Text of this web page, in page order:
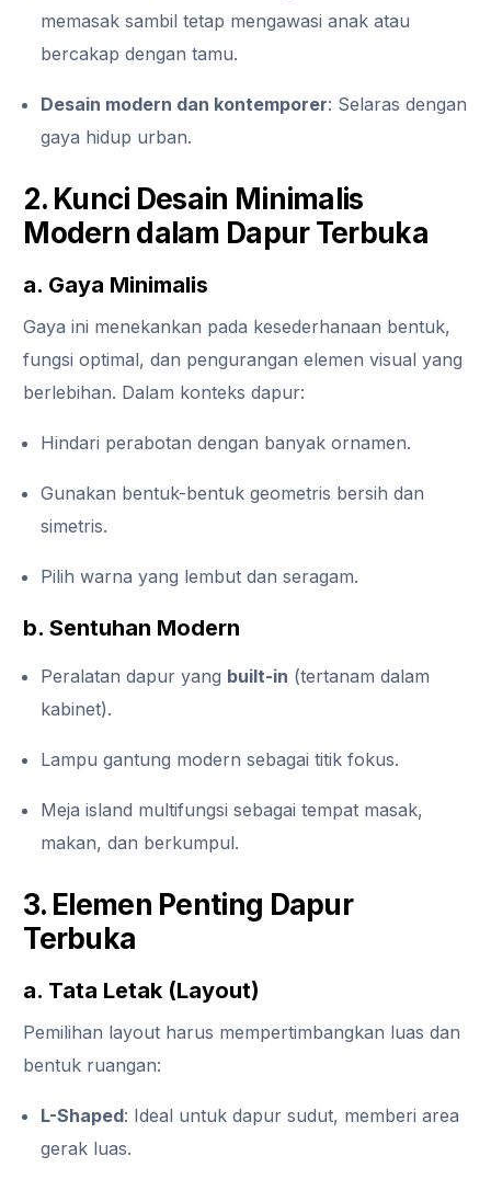
memasak sambil tetap mengawasi anak atau
bercakap dengan tamu.
Desain modern dan kontemporer: Selaras dengan
gaya hidup urban.
2. Kunci Desain Minimalis
Modern dalam Dapur Terbuka
a. Gaya Minimalis
Gaya ini menekankan pada kesederhanaan bentuk,
fungsi optimal, dan pengurangan elemen visual yang
berlebihan. Dalam konteks dapur:
Hindari perabotan dengan banyak ornamen.
Gunakan bentuk-bentuk geometris bersih dan
simetris.
Pilih warna yang lembut dan seragam.
b. Sentuhan Modern
Peralatan dapur yang built-in (tertanam dalam
kabinet).
Lampu gantung modern sebagai titik fokus.
Meja island multifungsi sebagai tempat masak,
makan, dan berkumpul.
3. Elemen Penting Dapur
Terbuka
a. Tata Letak (Layout)
Pemilihan layout harus mempertimbangkan luas dan
bentuk ruangan:
L-Shaped: Ideal untuk dapur sudut, memberi area
gerak luas.